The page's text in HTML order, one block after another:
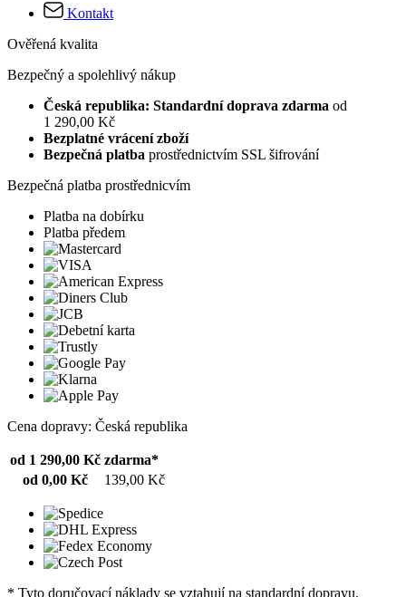
Kontakt
Ověřená kvalita
Bezpečný a spolehlivý nákup
Česká republika: Standardní doprava zdarma od
1 290,00 Kč
Bezplatné vrácení zboží
Bezpečná platba prostřednictvím SSL šifrování
Bezpečná platba prostřednicvím
Platba na dobírku
Platba předem
Cena dopravy: Česká republika
od 1 290,00 Kč zdarma*
od 0,00 Kč
139,00 Kč
* Tyto doručovací náklady se vztahují na standardní dopravu.